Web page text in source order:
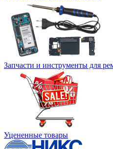
Запчасти и инструменты для
Уцененные товары